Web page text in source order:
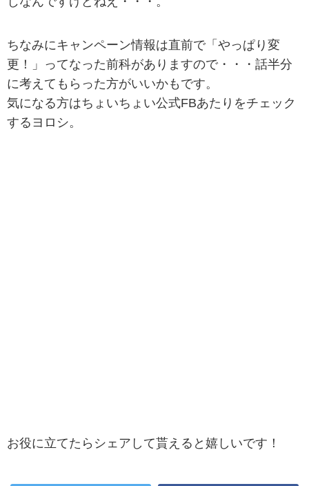
ちなみにキャンペーン情報は直前で「やっぱり変
更！」ってなった前科がありますので・・・話半分
に考えてもらった方がいいかもです。
気になる方はちょいちょい公式FBあたりをチェック
するヨロシ。
お役に立てたらシェアして貰えると嬉しいです！